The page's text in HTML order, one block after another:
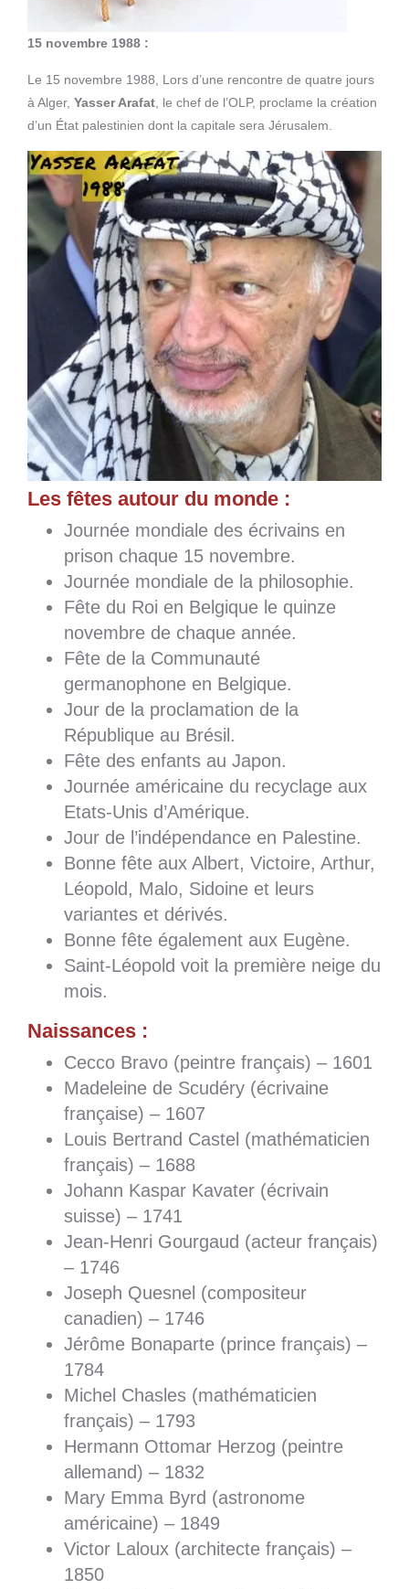
15 novembre 1988 :
Le 15 novembre 1988, Lors d’une rencontre de quatre jours
à Alger, Yasser Arafat, le chef de l’OLP, proclame la création
d’un État palestinien dont la capitale sera Jérusalem.
Les fêtes autour du monde :
Journée mondiale des écrivains en
prison chaque 15 novembre.
Journée mondiale de la philosophie.
Fête du Roi en Belgique le quinze
novembre de chaque année.
Fête de la Communauté
germanophone en Belgique.
Jour de la proclamation de la
République au Brésil.
Fête des enfants au Japon.
Journée américaine du recyclage aux
Etats-Unis d’Amérique.
Jour de l’indépendance en Palestine.
Bonne fête aux Albert, Victoire, Arthur,
Léopold, Malo, Sidoine et leurs
variantes et dérivés.
Bonne fête également aux Eugène.
Saint-Léopold voit la première neige du
mois.
Naissances :
Cecco Bravo (peintre français) – 1601
Madeleine de Scudéry (écrivaine
française) – 1607
Louis Bertrand Castel (mathématicien
français) – 1688
Johann Kaspar Kavater (écrivain
suisse) – 1741
Jean-Henri Gourgaud (acteur français)
– 1746
Joseph Quesnel (compositeur
canadien) – 1746
Jérôme Bonaparte (prince français) –
1784
Michel Chasles (mathématicien
français) – 1793
Hermann Ottomar Herzog (peintre
allemand) – 1832
Mary Emma Byrd (astronome
américaine) – 1849
Victor Laloux (architecte français) –
1850